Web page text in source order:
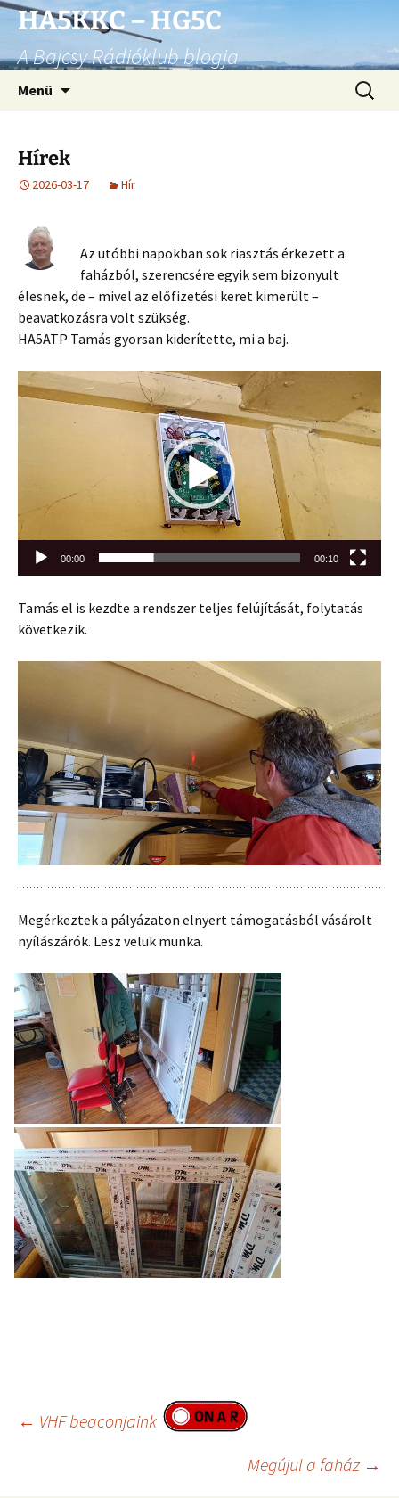
Ugrás
tartalomhoz
HA5KKC – HG5C
A Bajcsy Rádióklub blogja
Menü
Hírek
2026-03-17 Hír
Az utóbbi napokban sok riasztás érkezett a
faházból, szerencsére egyik sem bizonyult
élesnek, de – mivel az előfizetési keret kimerült –
beavatkozásra volt szükség.
HA5ATP Tamás gyorsan kiderítette, mi a baj.
Videólejátszó
00:00 00:10
Tamás el is kezdte a rendszer teljes felújítását, folytatás
következik.
Megérkeztek a pályázaton elnyert támogatásból vásárolt
nyílászárók. Lesz velük munka.
Bejegyzés
← VHF beaconjaink
Megújul a faház →